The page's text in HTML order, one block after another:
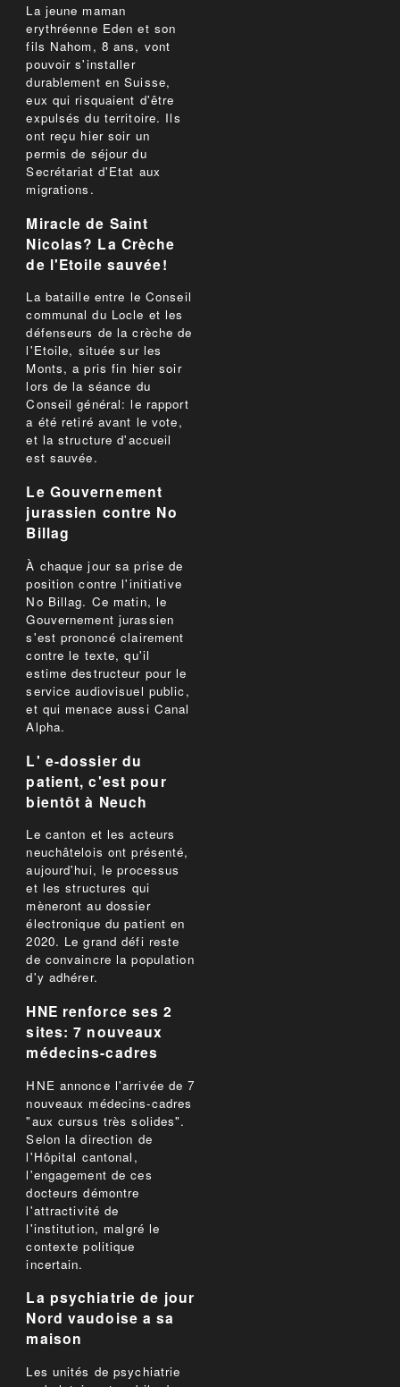
La jeune maman
erythréenne Eden et son
fils Nahom, 8 ans, vont
pouvoir s'installer
durablement en Suisse,
eux qui risquaient d'être
expulsés du territoire. Ils
ont reçu hier soir un
permis de séjour du
Secrétariat d'Etat aux
migrations.
Miracle de Saint
Nicolas? La Crèche
de l'Etoile sauvée!
La bataille entre le Conseil
communal du Locle et les
défenseurs de la crèche de
l'Etoile, située sur les
Monts, a pris fin hier soir
lors de la séance du
Conseil général: le rapport
a été retiré avant le vote,
et la structure d'accueil
est sauvée.
Le Gouvernement
jurassien contre No
Billag
À chaque jour sa prise de
position contre l'initiative
No Billag. Ce matin, le
Gouvernement jurassien
s'est prononcé clairement
contre le texte, qu'il
estime destructeur pour le
service audiovisuel public,
et qui menace aussi Canal
Alpha.
L' e-dossier du
patient, c'est pour
bientôt à Neuch
Le canton et les acteurs
neuchâtelois ont présenté,
aujourd'hui, le processus
et les structures qui
mèneront au dossier
électronique du patient en
2020. Le grand défi reste
de convaincre la population
d'y adhérer.
HNE renforce ses 2
sites: 7 nouveaux
médecins-cadres
HNE annonce l'arrivée de 7
nouveaux médecins-cadres
"aux cursus très solides".
Selon la direction de
l'Hôpital cantonal,
l'engagement de ces
docteurs démontre
l'attractivité de
l'institution, malgré le
contexte politique
incertain.
La psychiatrie de jour
Nord vaudoise a sa
maison
Les unités de psychiatrie